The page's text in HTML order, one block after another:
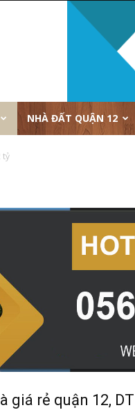
NHÀ ĐẤT QUẬN 12
tỷ
giá rẻ quận 12,